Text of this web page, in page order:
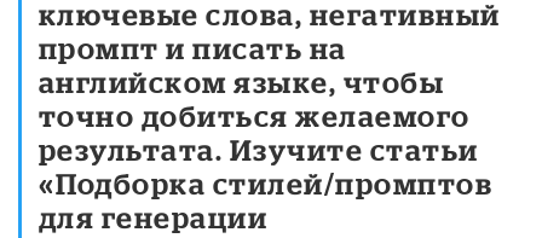
ключевые слова, негативный
промпт и писать на
английском языке, чтобы
точно добиться желаемого
результата. Изучите статьи
«Подборка стилей/промптов
для генерации